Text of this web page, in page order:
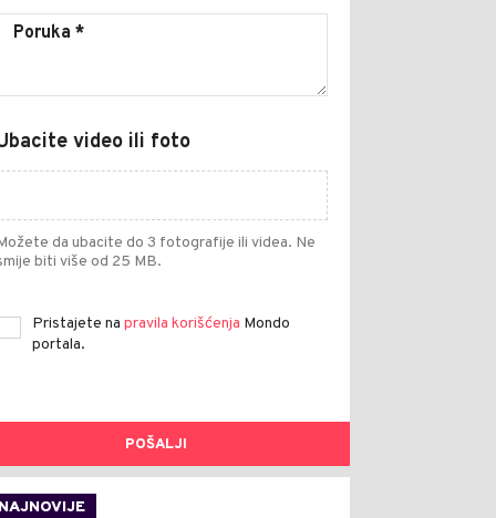
video ili foto
da ubacite do 3 fotografije ili videa. Ne
biti više od 25 MB.
Pristajete na pravila korišćenja Mondo
portala.
POŠALJI
NAJNOVIJE